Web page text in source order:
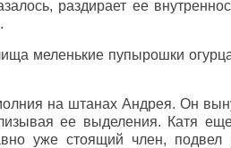
раздирает ее
меленькие пупырошки
на штанах Андрея. Он
ее выделения. Катя
уже стоящий член, подвел